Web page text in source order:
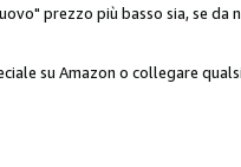
prezzo più basso sia, se
su Amazon o collegare